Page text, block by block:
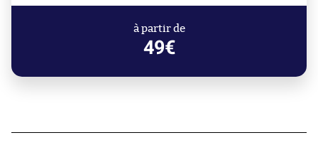
à partir de
49€